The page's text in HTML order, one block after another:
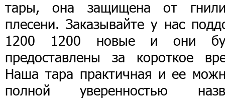
тары, она защищена от
плесени. Заказывайте у нас
1200 1200 новые и они
предоставлены за короткое
Наша тара практичная и ее
полной уверенностью